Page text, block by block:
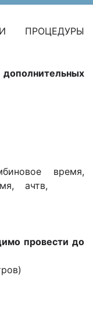
время,
ачтв,
провести до